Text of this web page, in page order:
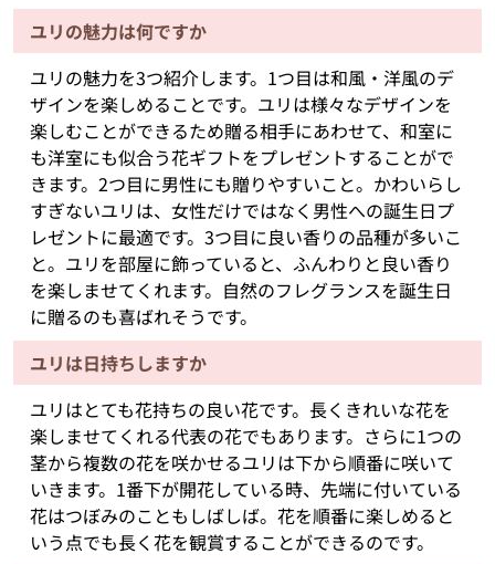
ユリの魅力は何ですか
ユリの魅力を3つ紹介します。1つ目は和風・洋風のデ
ザインを楽しめることです。ユリは様々なデザインを
楽しむことができるため贈る相手にあわせて、和室に
も洋室にも似合う花ギフトをプレゼントすることがで
きます。2つ目に男性にも贈りやすいこと。かわいらし
すぎないユリは、女性だけではなく男性への誕生日プ
レゼントに最適です。3つ目に良い香りの品種が多いこ
と。ユリを部屋に飾っていると、ふんわりと良い香り
を楽しませてくれます。自然のフレグランスを誕生日
に贈るのも喜ばれそうです。
ユリは日持ちしますか
ユリはとても花持ちの良い花です。長くきれいな花を
楽しませてくれる代表の花でもあります。さらに1つの
茎から複数の花を咲かせるユリは下から順番に咲いて
いきます。1番下が開花している時、先端に付いている
花はつぼみのこともしばしば。花を順番に楽しめると
いう点でも長く花を観賞することができるのです。